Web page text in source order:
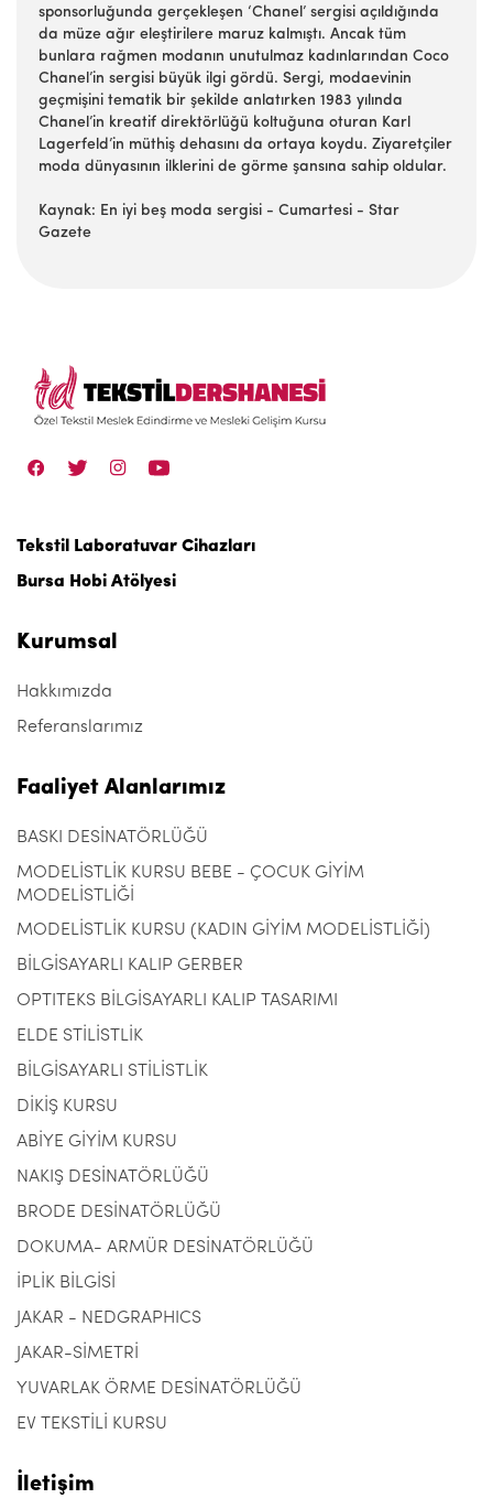
sponsorluğunda gerçekleşen ‘Chanel’ sergisi açıldığında
da müze ağır eleştirilere maruz kalmıştı. Ancak tüm
bunlara rağmen modanın unutulmaz kadınlarından Coco
Chanel’in sergisi büyük ilgi gördü. Sergi, modaevinin
geçmişini tematik bir şekilde anlatırken 1983 yılında
Chanel’in kreatif direktörlüğü koltuğuna oturan Karl
Lagerfeld’in müthiş dehasını da ortaya koydu. Ziyaretçiler
moda dünyasının ilklerini de görme şansına sahip oldular.
Kaynak: En iyi beş moda sergisi - Cumartesi - Star
Gazete
Tekstil Laboratuvar Cihazları
Bursa Hobi Atölyesi
Kurumsal
Hakkımızda
Referanslarımız
Faaliyet Alanlarımız
BASKI DESİNATÖRLÜĞÜ
MODELİSTLİK KURSU BEBE - ÇOCUK GİYİM
MODELİSTLİĞİ
MODELİSTLİK KURSU (KADIN GİYİM MODELİSTLİĞİ)
BİLGİSAYARLI KALIP GERBER
OPTITEKS BİLGİSAYARLI KALIP TASARIMI
ELDE STİLİSTLİK
BİLGİSAYARLI STİLİSTLİK
DİKİŞ KURSU
ABİYE GİYİM KURSU
NAKIŞ DESİNATÖRLÜĞÜ
BRODE DESİNATÖRLÜĞÜ
DOKUMA- ARMÜR DESİNATÖRLÜĞÜ
İPLİK BİLGİSİ
JAKAR - NEDGRAPHICS
JAKAR-SİMETRİ
YUVARLAK ÖRME DESİNATÖRLÜĞÜ
EV TEKSTİLİ KURSU
İletişim